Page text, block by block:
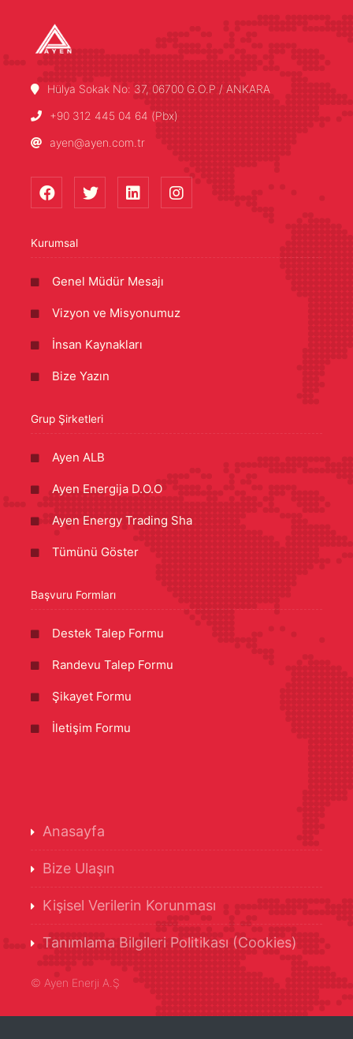
Hülya Sokak No: 37, 06700 G.O.P / ANKARA
+90 312 445 04 64 (Pbx)
ayen@ayen.com.tr
Kurumsal
Genel Müdür Mesajı
Vizyon ve Misyonumuz
İnsan Kaynakları
Bize Yazın
Grup Şirketleri
Ayen ALB
Ayen Energija D.O.O
Ayen Energy Trading Sha
Tümünü Göster
Başvuru Formları
Destek Talep Formu
Randevu Talep Formu
Şikayet Formu
İletişim Formu
Anasayfa
Bize Ulaşın
Kişisel Verilerin Korunması
Tanımlama Bilgileri Politikası (Cookies)
© Ayen Enerji A.Ş